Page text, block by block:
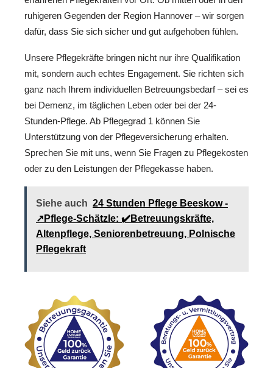
ruhigeren Gegenden der Region Hannover – wir sorgen
dafür, dass Sie sich sicher und gut aufgehoben fühlen.
Unsere Pflegekräfte bringen nicht nur ihre Qualifikation
mit, sondern auch echtes Engagement. Sie richten sich
ganz nach Ihrem individuellen Betreuungsbedarf – sei es
bei Demenz, im täglichen Leben oder bei der 24-
Stunden-Pflege. Ab Pflegegrad 1 können Sie
Unterstützung von der Pflegeversicherung erhalten.
Sprechen Sie mit uns, wenn Sie Fragen zu Pflegekosten
oder zu den Leistungen der Pflegekasse haben.
Siehe auch 24 Stunden Pflege Beeskow -
↗️Pflege-Schätzle: ✔️Betreuungskräfte,
Altenpflege, Seniorenbetreuung, Polnische
Pflegekraft